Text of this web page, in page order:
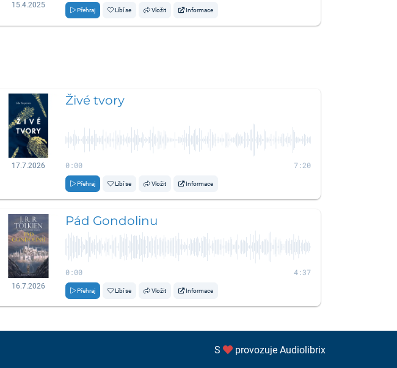
15.4.2025
Přehraj Líbí se Vložit Informace
17.7.2026
Živé tvory
0:00 7:20
Přehraj Líbí se Vložit Informace
16.7.2026
Pád Gondolinu
0:00 4:37
Přehraj Líbí se Vložit Informace
S provozuje Audiolibrix